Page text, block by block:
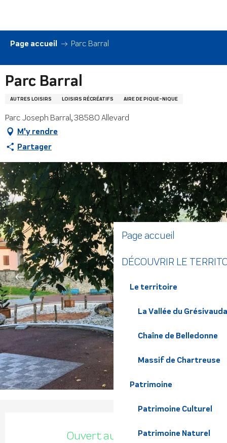
contenu
principal
Page accueil
DÉCOUVRIR LE
Le territoire
La Vallée du
Chaîne de Belledonne
Massif de Chartreuse
Patrimoine
Patrimoine Culturel
Patrimoine Naturel
Page accueil Parc Barral
Parc Barral
AUTRES LOISIRS LOISIRS RÉCRÉATIFS AIRE DE PIQUE-NIQUE
Parc Joseph Barral, 38580 Allevard
M'y rendre
Partager
Ouverture et coordonnées
Ouvert aujourd'hui